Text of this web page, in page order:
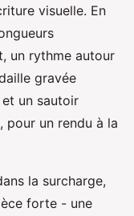
visuelle. En
un rythme autour
gravée
et un sautoir
pour un rendu à la
la surcharge,
forte - une